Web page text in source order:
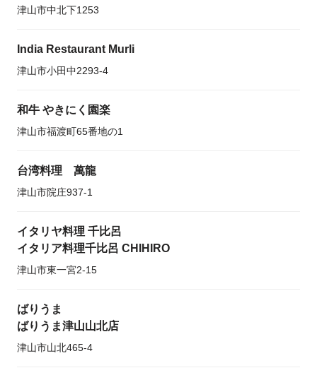
津山市中北下1253
India Restaurant Murli
津山市小田中2293-4
和牛 やきにく園楽
津山市福渡町65番地の1
台湾料理 萬龍
津山市院庄937-1
イタリヤ料理 千比呂
イタリア料理千比呂 CHIHIRO
津山市東一宮2-15
ばりうま
ばりうま津山山北店
津山市山北465-4